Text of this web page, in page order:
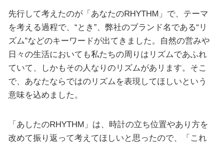
先行して考えたのが「あなたのRHYTHM」で、テーマ
を考える過程で、“とき”、弊社のブランド名である“リ
ズム”などのキーワードが出てきました。自然の営みや
日々の生活においても私たちの周りはリズムであふれ
ていて、しかもその人なりのリズムがあリます。そこ
で、あなたならではのリズムを表現してほしいという
意味を込めました。
「あしたのRHYTHM」は、時計の立ち位置やあり方を
改めて振り返って考えてほしいと思ったので、「これ